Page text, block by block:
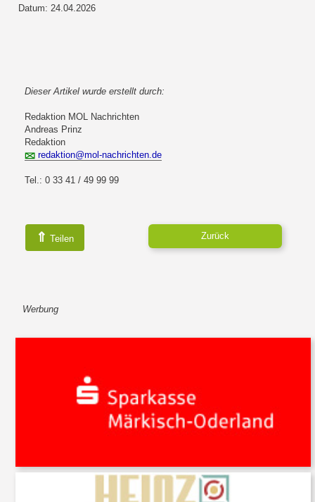
Datum: 24.04.2026
Dieser Artikel wurde erstellt durch:
Redaktion MOL Nachrichten
Andreas Prinz
Redaktion
redaktion@mol-nachrichten.de
Tel.: 0 33 41 / 49 99 99
⇑ Teilen Zurück
Werbung